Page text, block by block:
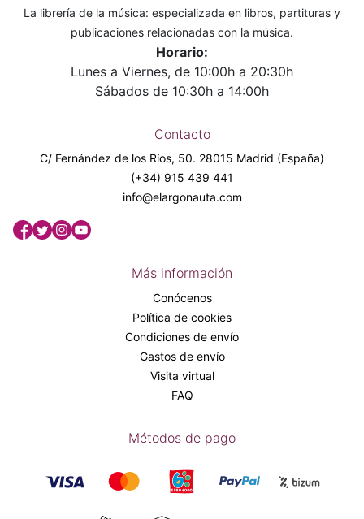
La librería de la música: especializada en libros, partituras y
publicaciones relacionadas con la música.
Horario:
Lunes a Viernes, de 10:00h a 20:30h
Sábados de 10:30h a 14:00h
Contacto
C/ Fernández de los Ríos, 50. 28015 Madrid (España)
(+34) 915 439 441
info@elargonauta.com
Más información
Conócenos
Política de cookies
Condiciones de envío
Gastos de envío
Visita virtual
FAQ
Métodos de pago